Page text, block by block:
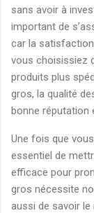
sans avoir à
important de
car la
vous choisissiez
produits plus
gros, la qualité
bonne réputation
Une fois que
essentiel de
efficace pour
gros nécessite
aussi de savoir